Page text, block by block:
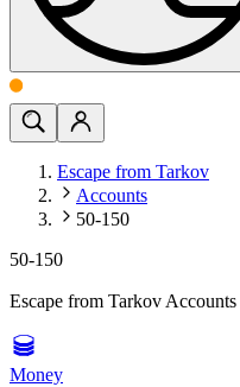
Escape from Tarkov
Accounts
50-150
50-150
Escape from Tarkov Accounts
Money